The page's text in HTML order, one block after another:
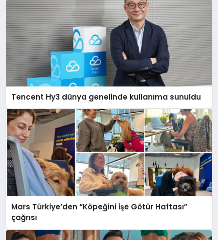
Tencent Hy3 dünya genelinde kullanıma sunuldu
Mars Türkiye’den “Köpeğini İşe Götür Haftası”
çağrısı